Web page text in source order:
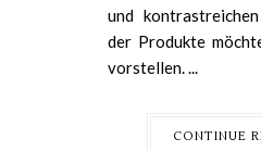
und
der Produkte
vorstellen. ...
CONTINUE